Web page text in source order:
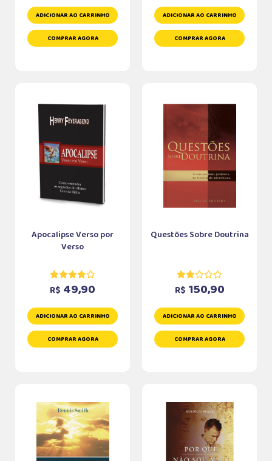
ADICIONAR AO CARRINHO
COMPRAR AGORA
ADICIONAR AO CARRINHO
COMPRAR AGORA
Apocalipse Verso por
Verso
R$ 49,90
ADICIONAR AO CARRINHO
COMPRAR AGORA
Questões Sobre Doutrina
R$ 150,90
ADICIONAR AO CARRINHO
COMPRAR AGORA